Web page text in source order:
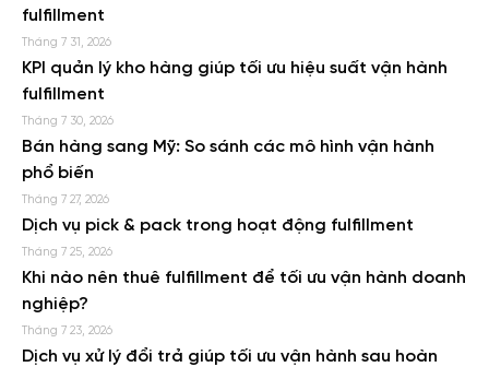
fulfillment
Tháng 7 31, 2026
KPI quản lý kho hàng giúp tối ưu hiệu suất vận hành
fulfillment
Tháng 7 30, 2026
Bán hàng sang Mỹ: So sánh các mô hình vận hành
phổ biến
Tháng 7 27, 2026
Dịch vụ pick & pack trong hoạt động fulfillment
Tháng 7 25, 2026
Khi nào nên thuê fulfillment để tối ưu vận hành doanh
nghiệp?
Tháng 7 23, 2026
Dịch vụ xử lý đổi trả giúp tối ưu vận hành sau hoàn